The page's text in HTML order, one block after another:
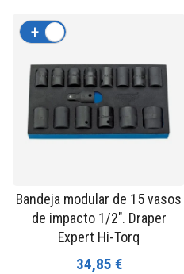
Bandeja modular de 15 vasos
de impacto 1/2". Draper
Expert Hi-Torq
34,85 €
+